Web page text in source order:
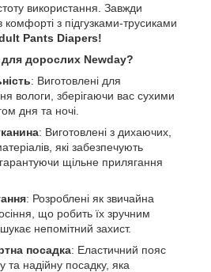
використання. Завжди
з підгузками-трусиками
Pants Diapers!
для дорослих Newday?
: Виготовлені для
вологи, зберігаючи вас сухими
дня та ночі.
: Виготовлені з дихаючих,
які забезпечують
щільне прилягання
: Розроблені як звичайна
що робить їх зручним
непомітний захист.
посадка: Еластичний пояс
та надійну посадку, яка